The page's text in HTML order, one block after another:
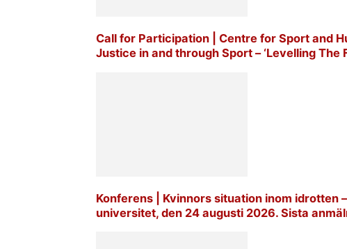
Call for Participation | Centre for Sport and
Justice in and through Sport – ‘Levelling The
Konferens | Kvinnors situation inom idrotten
universitet, den 24 augusti 2026. Sista